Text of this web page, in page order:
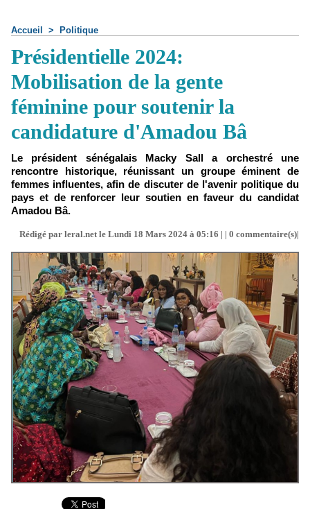
Accueil > Politique
Présidentielle 2024:
Mobilisation de la gente
féminine pour soutenir la
candidature d'Amadou Bâ
Le président sénégalais Macky Sall a orchestré une
rencontre historique, réunissant un groupe éminent de
femmes influentes, afin de discuter de l'avenir politique du
pays et de renforcer leur soutien en faveur du candidat
Amadou Bâ.
Rédigé par leral.net le Lundi 18 Mars 2024 à 05:16 | | 0 commentaire(s)|